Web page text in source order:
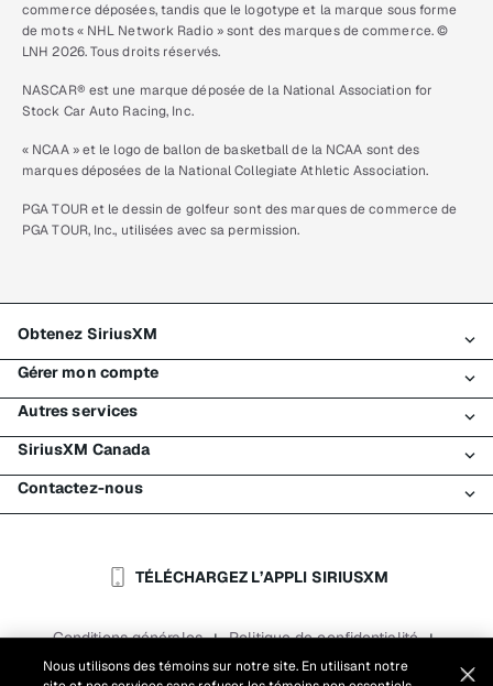
commerce déposées, tandis que le logotype et la marque sous forme
de mots « NHL Network Radio » sont des marques de commerce. ©
LNH 2026. Tous droits réservés.
NASCAR® est une marque déposée de la National Association for
Stock Car Auto Racing, Inc.
« NCAA » et le logo de ballon de basketball de la NCAA sont des
marques déposées de la National Collegiate Athletic Association.
PGA TOUR et le dessin de golfeur sont des marques de commerce de
PGA TOUR, Inc., utilisées avec sa permission.
Obtenez SiriusXM
Tous les forfaits
Mon essai SiriusXM
Mon abonnement
Essai gratuit de SiriusXM
Magasiner
Gérer mon compte
Connexion
Enregistrement
Effectuer un paiement
Transfert de service
Autres services
Traffic et Travel
Entreprises
SiriusXM Canada
À propos de SiriusXM
Blogue SiriusXM
Contactez-nous
Aide et soutienTÉLÉCHARGEZ L’APPLI SIRIUSXM
Conditions générales | Politique de confidentialité |
Conditions d'utilisation du site
|
Nous utilisons des témoins sur notre site. En utilisant notre